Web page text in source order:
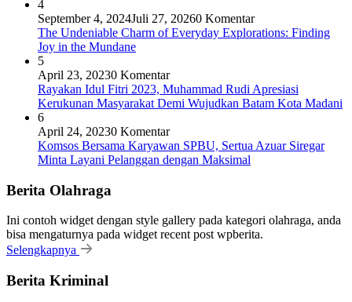
4
September 4, 2024Juli 27, 20260 Komentar
The Undeniable Charm of Everyday Explorations: Finding
Joy in the Mundane
5
April 23, 20230 Komentar
Rayakan Idul Fitri 2023, Muhammad Rudi Apresiasi
Kerukunan Masyarakat Demi Wujudkan Batam Kota Madani
6
April 24, 20230 Komentar
Komsos Bersama Karyawan SPBU, Sertua Azuar Siregar
Minta Layani Pelanggan dengan Maksimal
Berita Olahraga
Ini contoh widget dengan style gallery pada kategori olahraga, anda
bisa mengaturnya pada widget recent post wpberita.
Selengkapnya
Berita Kriminal